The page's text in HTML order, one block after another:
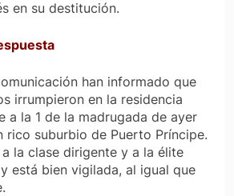
en su destitución.
han informado que
irrumpieron en la residencia
a la 1 de la madrugada de ayer
rico suburbio de Puerto Príncipe.
la clase dirigente y a la élite
está bien vigilada, al igual que